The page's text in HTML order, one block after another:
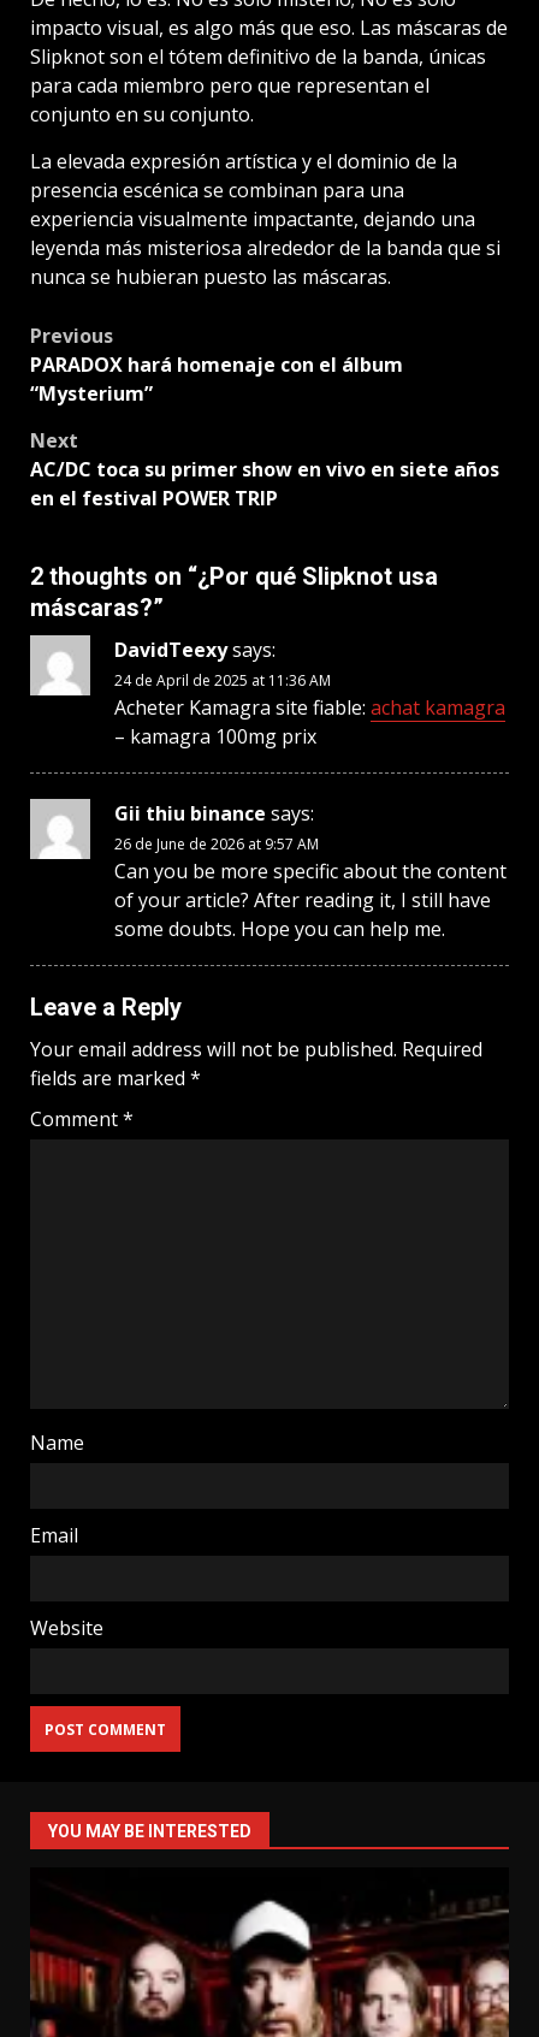
impacto visual, es algo más que eso. Las máscaras de
Slipknot son el tótem definitivo de la banda, únicas
para cada miembro pero que representan el
conjunto en su conjunto.
La elevada expresión artística y el dominio de la
presencia escénica se combinan para una
experiencia visualmente impactante, dejando una
leyenda más misteriosa alrededor de la banda que si
nunca se hubieran puesto las máscaras.
Post
navigation
Previous
PARADOX hará homenaje con el álbum
“Mysterium”
Next
AC/DC toca su primer show en vivo en siete años
en el festival POWER TRIP
2 thoughts on “¿Por qué Slipknot usa
máscaras?”
DavidTeexysays:
24 de April de 2025 at 11:36 AM
Acheter Kamagra site fiable: achat kamagra
– kamagra 100mg prix
Gii thiu binance says:
26 de June de 2026 at 9:57 AM
Can you be more specific about the content
of your article? After reading it, I still have
some doubts. Hope you can help me.
Leave a Reply
Your email address will not be published. Required
fields are marked *
Comment*
Name
Email
Website
YOU MAY BE INTERESTED